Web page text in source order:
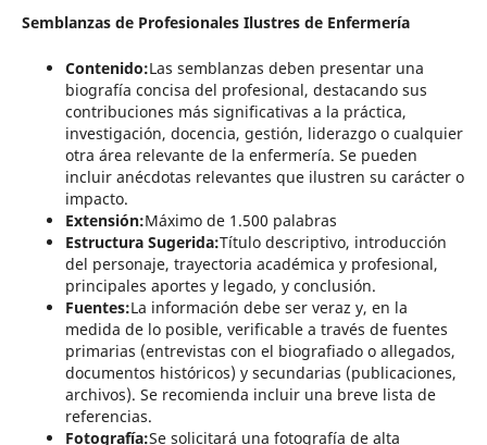
Semblanzas de Profesionales Ilustres de Enfermería
Contenido:Las semblanzas deben presentar una
biografía concisa del profesional, destacando sus
contribuciones más significativas a la práctica,
investigación, docencia, gestión, liderazgo o cualquier
otra área relevante de la enfermería. Se pueden
incluir anécdotas relevantes que ilustren su carácter o
impacto.
Extensión:Máximo de 1.500 palabras
Estructura Sugerida:Título descriptivo, introducción
del personaje, trayectoria académica y profesional,
principales aportes y legado, y conclusión.
Fuentes:La información debe ser veraz y, en la
medida de lo posible, verificable a través de fuentes
primarias (entrevistas con el biografiado o allegados,
documentos históricos) y secundarias (publicaciones,
archivos). Se recomienda incluir una breve lista de
referencias.
Fotografía:Se solicitará una fotografía de alta